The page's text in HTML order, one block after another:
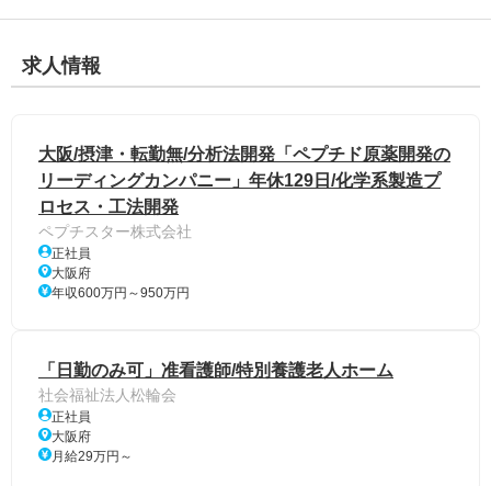
求人情報
大阪/摂津・転勤無/分析法開発「ペプチド原薬開発の
リーディングカンパニー」年休129日/化学系製造プ
ロセス・工法開発
ペプチスター株式会社
正社員
大阪府
年収600万円～950万円
「日勤のみ可」准看護師/特別養護老人ホーム
社会福祉法人松輪会
正社員
大阪府
月給29万円～